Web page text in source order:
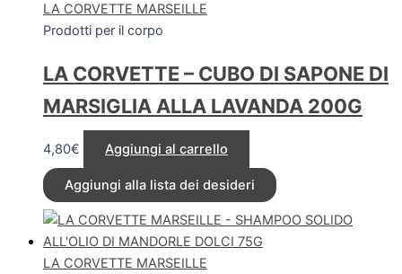
LA CORVETTE MARSEILLE
Prodotti per il corpo
LA CORVETTE – CUBO DI SAPONE DI
MARSIGLIA ALLA LAVANDA 200G
4,80€ Aggiungi al carrello
Aggiungi alla lista dei desideri
LA CORVETTE MARSEILLE